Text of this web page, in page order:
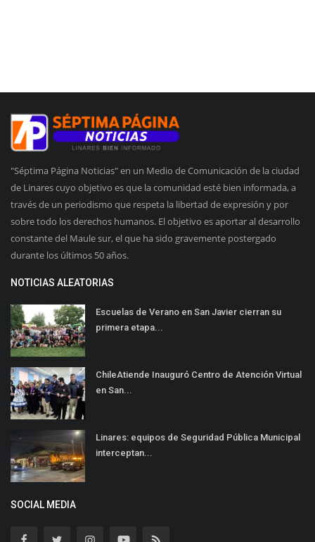
"Séptima Página Noticias" en un Medio de Comunicación de la ciudad
de Linares cuyo objetivo es que la comunidad esté bien informada, a
través de un periodismo que respeta la libertad de expresión y por
sobre todo los derechos humanos. El objetivo es aportar al desarrollo
constante del Maule sur, el que ha sido gravemente postergado
durante los últimos 50 años.
NOTICIAS ALEATORIAS
Escuelas de Verano en San Javier cierran su
primera etapa...
ChileAtiende Inauguró Centro de Atención Virtual
en San...
Linares: equipos de Seguridad Pública Municipal
interceptan...
SOCIAL MEDIA